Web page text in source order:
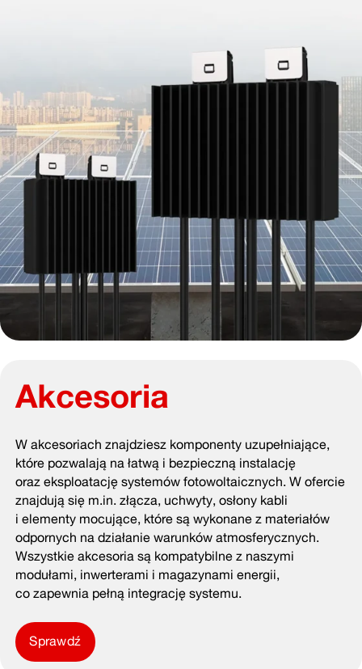
Akcesoria
W akcesoriach znajdziesz komponenty uzupełniające,
które pozwalają na łatwą i bezpieczną instalację
oraz eksploatację systemów fotowoltaicznych. W ofercie
znajdują się m.in. złącza, uchwyty, osłony kabli
i elementy mocujące, które są wykonane z materiałów
odpornych na działanie warunków atmosferycznych.
Wszystkie akcesoria są kompatybilne z naszymi
modułami, inwerterami i magazynami energii,
co zapewnia pełną integrację systemu.
Sprawdź